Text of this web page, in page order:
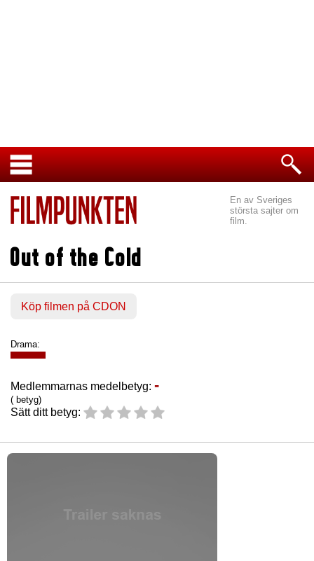
En av Sveriges
största sajter om
film.
Out of the Cold
Köp filmen på CDON
Drama:
Medlemmarnas medelbetyg: -
( betyg)
Sätt ditt betyg: